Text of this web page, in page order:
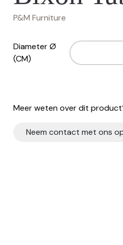
P&M Furniture
Diameter Ø
(CM)
Meer weten over dit
Neem contact met ons